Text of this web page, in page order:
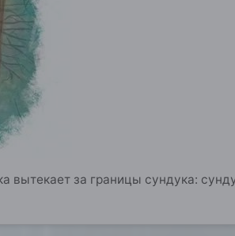
вытекает за границы сундука: